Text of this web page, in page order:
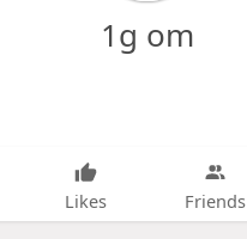
1g om
Likes Friends